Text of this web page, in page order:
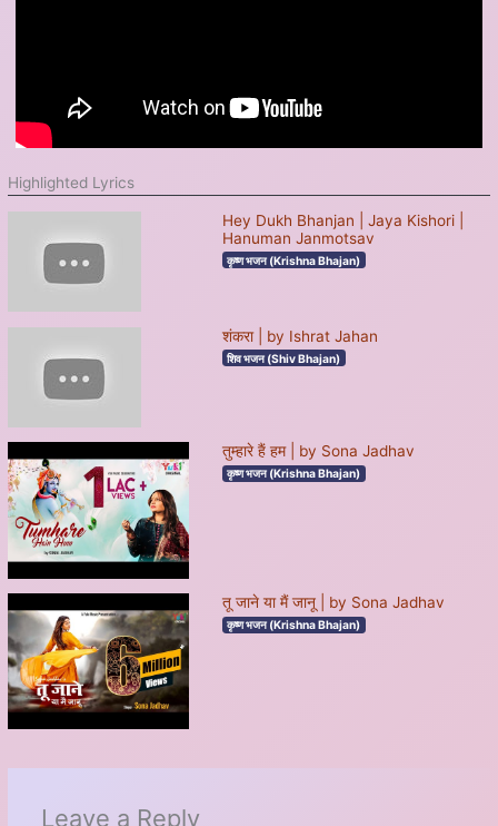
Highlighted Lyrics
Hey Dukh Bhanjan | Jaya Kishori |
Hanuman Janmotsav
कृष्ण भजन (Krishna Bhajan)
शंकरा | by Ishrat Jahan
शिव भजन (Shiv Bhajan)
तुम्हारे हैं हम | by Sona Jadhav
कृष्ण भजन (Krishna Bhajan)
तू जाने या मैं जानू | by Sona Jadhav
कृष्ण भजन (Krishna Bhajan)
Leave a Reply